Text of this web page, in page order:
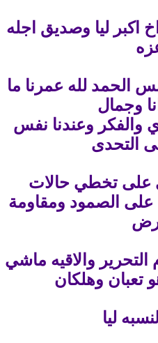
اكبر ليا وصديق اجله
الحمد لله عمرنا ما
وجمال
والفكر وعندنا نفس
التحدى
على تخطي حالات
على الصمود ومقاومة
التحرير والاقيه ماشي
تعبان وهلكان
ليا